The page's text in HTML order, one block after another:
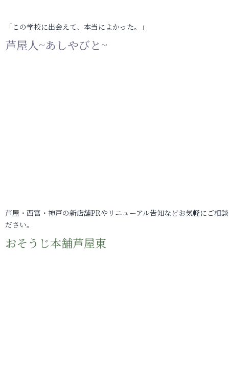
「この学校に出会えて、本当によかった。」
芦屋人~あしやびと~
芦屋・西宮・神戸の新店舗PRやリニューアル告知などお気軽にご相
ださい。
おそうじ本舗芦屋東